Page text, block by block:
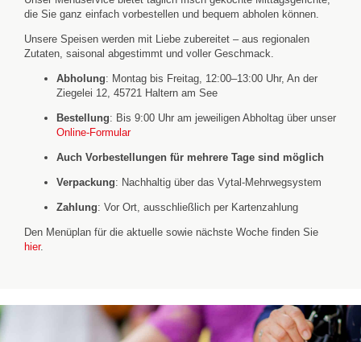
die Sie ganz einfach vorbestellen und bequem abholen können.
Unsere Speisen werden mit Liebe zubereitet – aus regionalen
Zutaten, saisonal abgestimmt und voller Geschmack.
Abholung: Montag bis Freitag, 12:00–13:00 Uhr, An der
Ziegelei 12, 45721 Haltern am See
Bestellung: Bis 9:00 Uhr am jeweiligen Abholtag über unser
Online-Formular
Auch Vorbestellungen für mehrere Tage sind möglich
Verpackung: Nachhaltig über das Vytal-Mehrwegsystem
Zahlung: Vor Ort, ausschließlich per Kartenzahlung
Den Menüplan für die aktuelle sowie nächste Woche finden Sie
hier.